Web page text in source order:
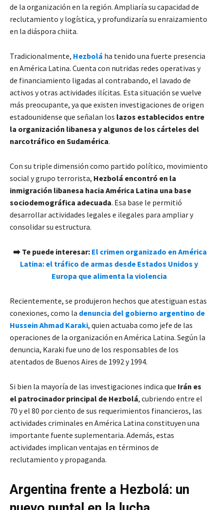
de la organización en la región. Ampliaría su capacidad de
reclutamiento y logística, y profundizaría su enraizamiento
en la diáspora chiita.
Tradicionalmente, Hezbolá ha tenido una fuerte presencia
en América Latina. Cuenta con nutridas redes operativas y
de financiamiento ligadas al contrabando, el lavado de
activos y otras actividades ilícitas. Esta situación se vuelve
más preocupante, ya que existen investigaciones de origen
estadounidense que señalan los lazos establecidos entre
la organización libanesa y algunos de los cárteles del
narcotráfico en Sudamérica.
Con su triple dimensión como partido político, movimiento
social y grupo terrorista, Hezbolá encontró en la
inmigración libanesa hacia América Latina una base
sociodemográfica adecuada. Esa base le permitió
desarrollar actividades legales e ilegales para ampliar y
consolidar su estructura.
➡️ Te puede interesar: El crimen organizado en América
Latina: el tráfico de armas desde Estados Unidos y
Europa que alimenta la violencia
Recientemente, se produjeron hechos que atestiguan estas
conexiones, como la denuncia del gobierno argentino de
Hussein Ahmad Karaki, quien actuaba como jefe de las
operaciones de la organización en América Latina. Según la
denuncia, Karaki fue uno de los responsables de los
atentados de Buenos Aires de 1992 y 1994.
Si bien la mayoría de las investigaciones indica que Irán es
el patrocinador principal de Hezbolá, cubriendo entre el
70 y el 80 por ciento de sus requerimientos financieros, las
actividades criminales en América Latina constituyen una
importante fuente suplementaria. Además, estas
actividades implican ventajas en términos de
reclutamiento y propaganda.
Argentina frente a Hezbolá: un